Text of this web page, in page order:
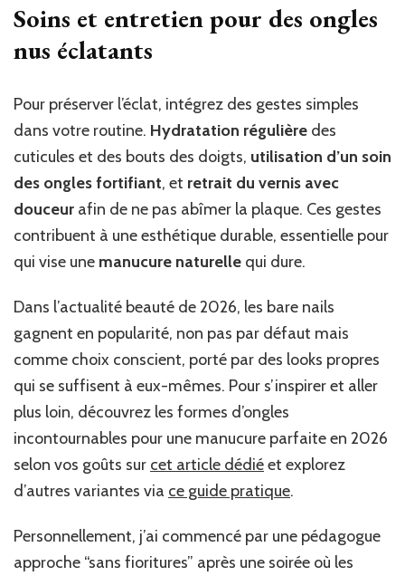
Soins et entretien pour des ongles
nus éclatants
Pour préserver l’éclat, intégrez des gestes simples
dans votre routine. Hydratation régulière des
cuticules et des bouts des doigts, utilisation d’un soin
des ongles fortifiant, et retrait du vernis avec
douceur afin de ne pas abîmer la plaque. Ces gestes
contribuent à une esthétique durable, essentielle pour
qui vise une manucure naturelle qui dure.
Dans l’actualité beauté de 2026, les bare nails
gagnent en popularité, non pas par défaut mais
comme choix conscient, porté par des looks propres
qui se suffisent à eux-mêmes. Pour s’inspirer et aller
plus loin, découvrez les formes d’ongles
incontournables pour une manucure parfaite en 2026
selon vos goûts sur cet article dédiéet explorez
d’autres variantes via ce guide pratique.
Personnellement, j’ai commencé par une pédagogue
approche “sans fioritures” après une soirée où les